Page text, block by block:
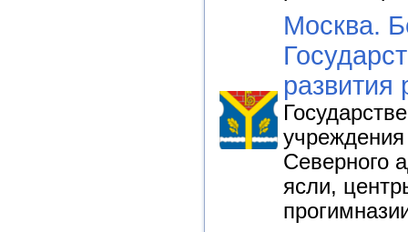
Москва.
развития
учреждения
Северного
ясли,